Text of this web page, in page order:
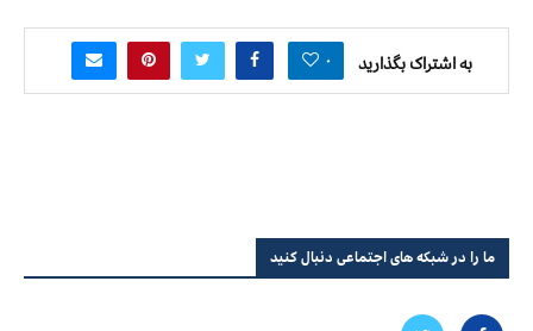
به اشتراک بگذارید ۰
ما را در شبکه های اجتماعی دنبال کنید